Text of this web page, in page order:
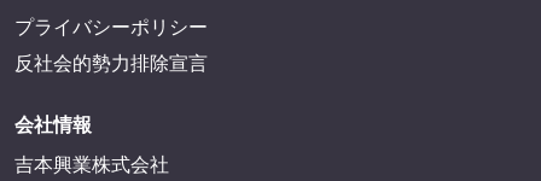
プライバシーポリシー
反社会的勢力排除宣言
会社情報
吉本興業株式会社